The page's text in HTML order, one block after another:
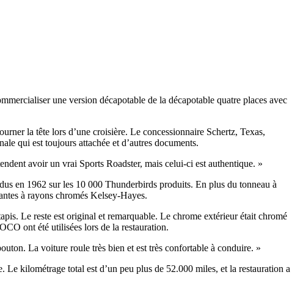
une version décapotable de la décapotable quatre places avec
la tête lors d’une croisière. Le concessionnaire Schertz, Texas,
qui est toujours attachée et d’autres documents.
avoir un vrai Sports Roadster, mais celui-ci est authentique. »
en 1962 sur les 10 000 Thunderbirds produits. En plus du tonneau à
à rayons chromés Kelsey-Hayes.
Le reste est original et remarquable. Le chrome extérieur était chromé
ont été utilisées lors de la restauration.
La voiture roule très bien et est très confortable à conduire. »
kilométrage total est d’un peu plus de 52.000 miles, et la restauration a